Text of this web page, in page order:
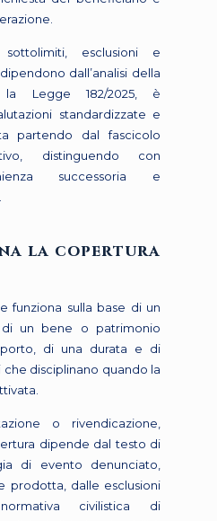
sottolimiti, esclusioni e
dall’analisi della
la Legge 182/2025, è
standardizzate e
partendo dal fascicolo
distinguendo con
successoria e
la copertura
funziona sulla base di un
di un bene o patrimonio
di una durata e di
disciplinano quando la
o rivendicazione,
dipende dal testo di
di evento denunciato,
prodotta, dalle esclusioni
civilistica di